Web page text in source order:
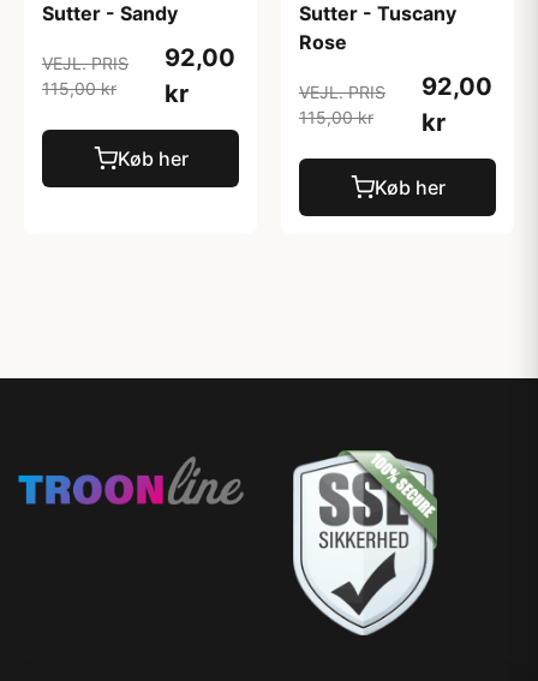
Sutter - Sandy
VEJL. PRIS
115,00 kr
92,00
kr
Køb her
Sutter - Tuscany
Rose
VEJL. PRIS
115,00 kr
92,00
kr
Køb her